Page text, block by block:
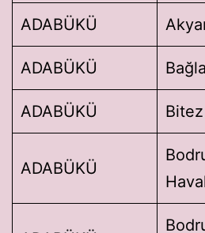
ADABÜKÜ
ADABÜKÜ Bağla
ADABÜKÜ Bitez
ADABÜKÜ